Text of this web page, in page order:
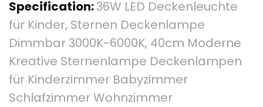
Specification:36W LED Deckenleuchte
für Kinder, Sternen Deckenlampe
Dimmbar 3000K-6000K, 40cm Moderne
Kreative Sternenlampe Deckenlampen
für Kinderzimmer Babyzimmer
Schlafzimmer Wohnzimmer